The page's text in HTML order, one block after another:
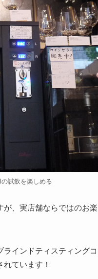
試飲を楽しめる
、実店舗ならではのお
インドティスティング
ています！